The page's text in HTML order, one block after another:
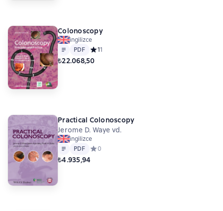
Colonoscopy
ingilizce
Metin
PDF
PDF Средний рейтинг 1 на основе 1 оценок
11
₺22.068,50
Practical Colonoscopy
Jerome D. Waye vd.
ingilizce
Metin
PDF
PDF Средний рейтинг 0 на основе 0 оценок
0
₺4.935,94